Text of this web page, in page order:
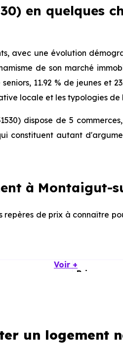
en quelques
avec une évolution
de son marché
11.92 % de jeunes et
locale et les typologies de
dispose de 5
constituent autant
à Montaigut-
repères de prix à connaître
Prix moyen
Voir +
un logement